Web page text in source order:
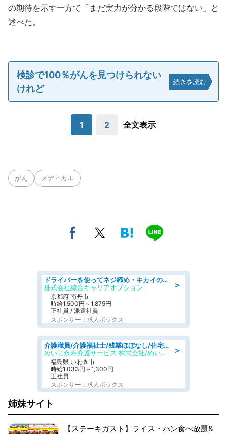
の期待を示す一方で「まだ実力が分かる段階ではない」と
述べた。
検診で100％がんを見つけられない
けれど
続きを読む
1 2 全文表示
がん メディカル
＞
ドライバーを使ってネジ締め・キカイのボタン操作/履歴書不要
株式会社綜合キャリアオプション
京都府 南丹市
時給1,500円～1,875円
正社員 / 派遣社員
スポンサー：求人ボックス
＞
介護職員/介護福祉士/残業ほぼなし/住宅型有料老人ホームの介護士/シフト相談可
めいじ永寿介護サービス 株式会社/めいじ永寿介護サービスセンター
福島県 いわき市
時給1,033円～1,300円
正社員
スポンサー：求人ボックス
姉妹サイト
【ステーキガスト】ライス・パン食べ放題&